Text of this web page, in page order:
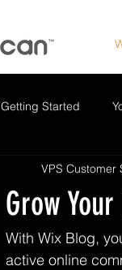
Getting Started
Grow
VPS Customer
With Wix Blog,
active online